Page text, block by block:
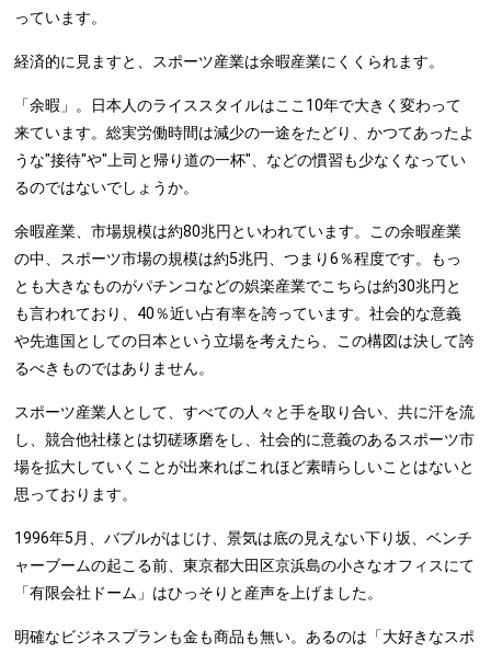
っています。
経済的に見ますと、スポーツ産業は余暇産業にくくられます。
「余暇」。日本人のライススタイルはここ10年で大きく変わって
来ています。総実労働時間は減少の一途をたどり、かつてあったよ
うな"接待"や"上司と帰り道の一杯"、などの慣習も少なくなってい
るのではないでしょうか。
余暇産業、市場規模は約80兆円といわれています。この余暇産業
の中、スポーツ市場の規模は約5兆円、つまり6％程度です。もっ
とも大きなものがパチンコなどの娯楽産業でこちらは約30兆円と
も言われており、40％近い占有率を誇っています。社会的な意義
や先進国としての日本という立場を考えたら、この構図は決して誇
るべきものではありません。
スポーツ産業人として、すべての人々と手を取り合い、共に汗を流
し、競合他社様とは切磋琢磨をし、社会的に意義のあるスポーツ市
場を拡大していくことが出来ればこれほど素晴らしいことはないと
思っております。
1996年5月、バブルがはじけ、景気は底の見えない下り坂、ベンチ
ャーブームの起こる前、東京都大田区京浜島の小さなオフィスにて
「有限会社ドーム」はひっそりと産声を上げました。
明確なビジネスプランも金も商品も無い。あるのは「大好きなスポ